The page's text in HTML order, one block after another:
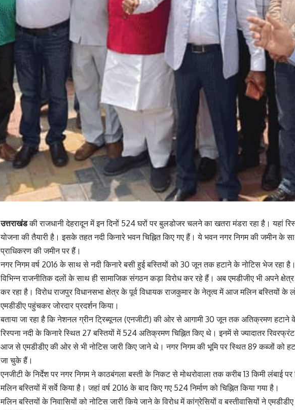
उत्तराखंडकी राजधानी देहरादून में इन दिनों 524 घरों पर बुलडोजर चलने का खतरा मंडरा रहा है। यहां
योजना की तैयारी है। इसके तहत नदी किनारे भवन चिह्नित किए गए हैं। ये भवन नगर निगम की जमीन के
प्राधिकरण की जमीन पर हैं।
नगर निगम वर्ष 2016 के साथ से नदी किनारे बसी हुई बस्तियों को 30 जून तक हटाने के नोटिस भेज रहा
विभिन्न राजनीतिक दलों के साथ ही सामाजिक संगठन कड़ा विरोध कर रहे हैं। अब एमडीजीए भी अपने क्षेत्र
कर रहा है। विरोध राजपुर विधानसभा क्षेत्र के पूर्व विधायक राजकुमार के नेतृत्व में आज मलिन बस्तियों के
एमडीडीए पहुंचकर जोरदार प्रदर्शन किया।
बताया जा रहा है कि नेशनल ग्रीन ट्रिब्यूनल (एनजीटी) की ओर से आगामी 30 जून तक अतिक्रमण हटाने
रिस्पना नदी के किनारे स्थित 27 बस्तियों में 524 अतिक्रमण चिह्नित किए थे। इनमें से ज्यादातर रिवरफ्रंट
आज से एमडीडीए की ओर से भी नोटिस जारी किए जाने थे। नगर निगम की भूमि पर स्थित 89 कब्जों को
जा चुके हैं।
एनजीटी के निर्देश पर नगर निगम ने काठबंगला बस्ती के निकट से मोथरोवाला तक करीब 13 किमी लंबाई
मलिन बस्तियों में सर्वे किया है। जहां वर्ष 2016 के बाद किए गए 524 निर्माण को चिह्नित किया गया है।
मलिन बस्तियों के निवासियों को नोटिस जारी किये जाने के विरोध में कांग्रेसियों व बस्तीवासियों ने